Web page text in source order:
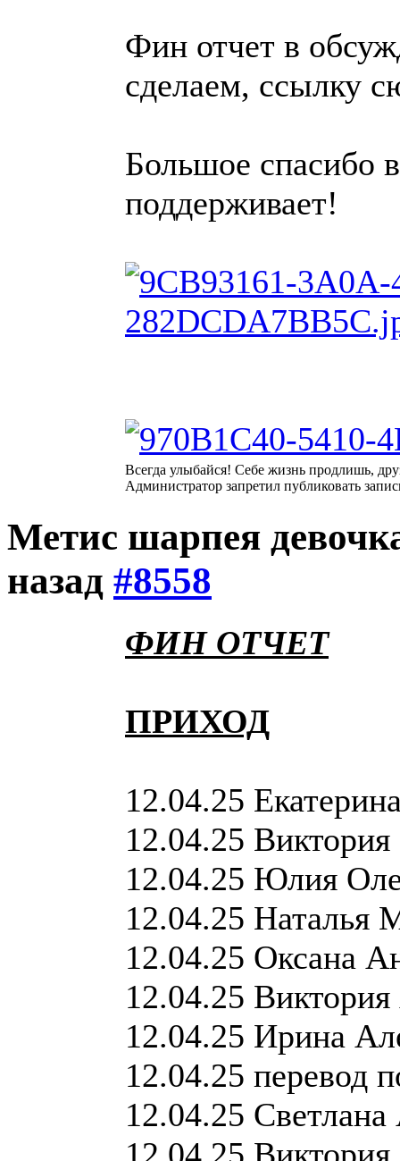
Фин отчет в
сделаем, ссылку
Большое спасибо
поддерживает!
Всегда улыбайся! Себе жизнь продлишь,
Администратор запретил публиковать
Метис шарпея
назад #8558
ФИН ОТЧЕТ
ПРИХОД
12.04.25
12.04.25
12.04.25 Юлия
12.04.25 Наталья
12.04.25 Оксана
12.04.25
12.04.25 Ирина
12.04.25 перевод
12.04.25
12.04.25